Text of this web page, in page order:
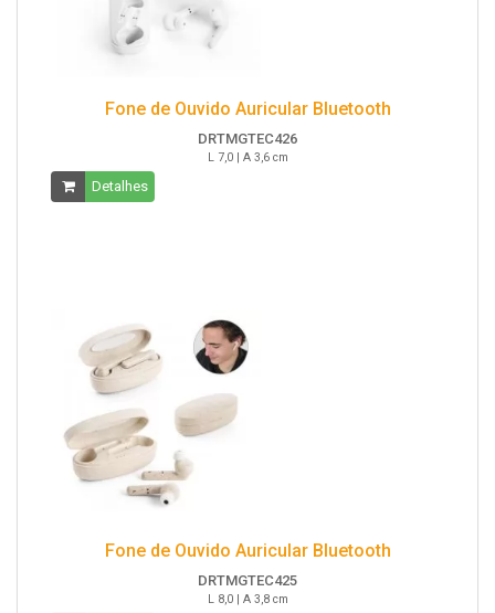
Fone de Ouvido Auricular Bluetooth
DRTMGTEC426
L 7,0 | A 3,6 cm
Detalhes
Fone de Ouvido Auricular Bluetooth
DRTMGTEC425
L 8,0 | A 3,8 cm